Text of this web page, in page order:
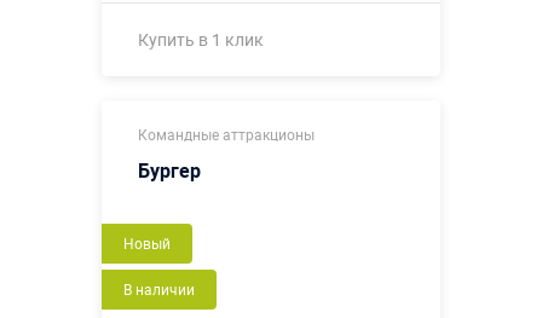
Купить в 1 клик
Больше деталей →
Командные аттракционы
Бургер
Новый
В наличии